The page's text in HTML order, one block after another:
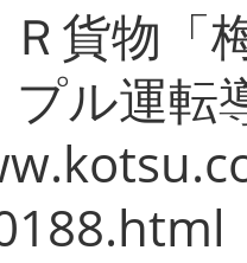
貨物「
ル運転